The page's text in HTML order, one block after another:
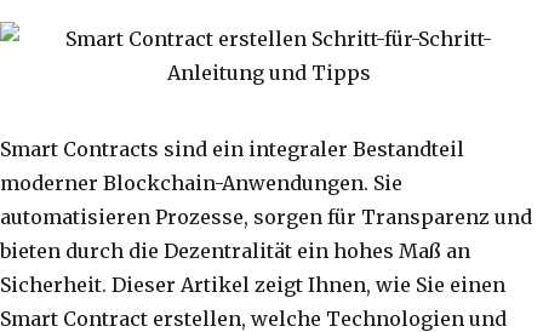
Smart Contracts sind ein integraler Bestandteil
moderner Blockchain-Anwendungen. Sie
automatisieren Prozesse, sorgen für Transparenz und
bieten durch die Dezentralität ein hohes Maß an
Sicherheit. Dieser Artikel zeigt Ihnen, wie Sie einen
Smart Contract erstellen, welche Technologien und